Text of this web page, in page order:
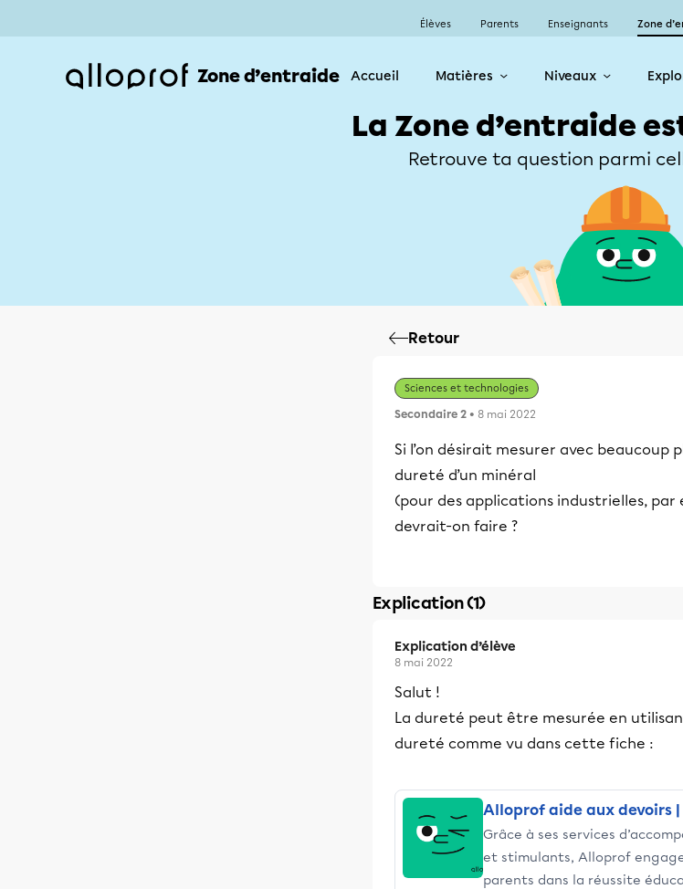
Élèves Parents Enseignants Zone
Zone d’entraide Accueil Matières Niveaux
La Zone d’entraide
Retrouve ta question parmi
Retour
Sciences et technologies
Secondaire 2 • 8 mai 2022
Si l’on désirait mesurer avec beaucoup
dureté d’un minéral
(pour des applications industrielles, par
devrait-on faire ?
Explication (1)
Explication d’élève
8 mai 2022
Salut !
La dureté peut être mesurée en
dureté comme vu dans cette fiche :
Alloprof aide aux devoirs
Grâce à ses services
et stimulants, Alloprof
parents dans la réussite